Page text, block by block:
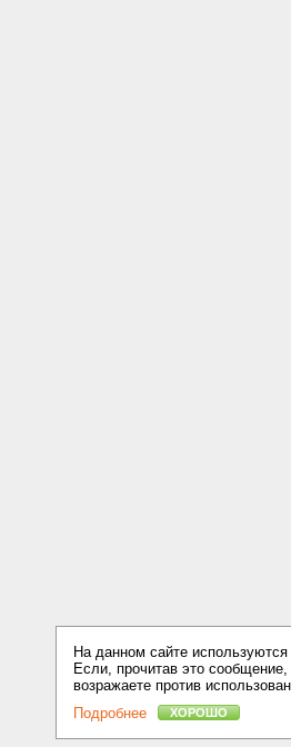
На данном сайте
Если, прочитав это
возражаете против
Подробнее
ХОРОШО